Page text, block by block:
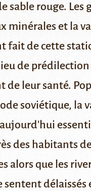
sable rouge. Les
minérales et la
fait de cette
de prédilection
de leur santé.
soviétique, la
des habitants
alors que les
sentent délaissés